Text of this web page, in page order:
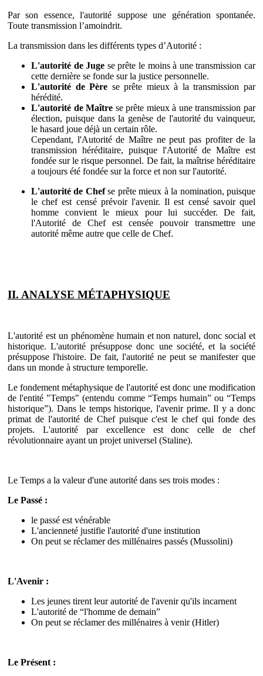
Par son essence, l'autorité suppose une génération spontanée.
Toute transmission l’amoindrit.
La transmission dans les différents types d’Autorité :
L'autorité de Juge se prête le moins à une transmission car
cette dernière se fonde sur la justice personnelle.
L'autorité de Père se prête mieux à la transmission par
hérédité.
L'autorité de Maître se prête mieux à une transmission par
élection, puisque dans la genèse de l'autorité du vainqueur,
le hasard joue déjà un certain rôle.
Cependant, l'Autorité de Maître ne peut pas profiter de la
transmission héréditaire, puisque l'Autorité de Maître est
fondée sur le risque personnel. De fait, la maîtrise héréditaire
a toujours été fondée sur la force et non sur l'autorité.
L'autorité de Chefse prête mieux à la nomination, puisque
le chef est censé prévoir l'avenir. Il est censé savoir quel
homme convient le mieux pour lui succéder. De fait,
l'Autorité de Chef est censée pouvoir transmettre une
autorité même autre que celle de Chef.
II. ANALYSE MÉTAPHYSIQUE
L'autorité est un phénomène humain et non naturel, donc social et
historique. L'autorité présuppose donc une société, et la société
présuppose l'histoire. De fait, l'autorité ne peut se manifester que
dans un monde à structure temporelle.
Le fondement métaphysique de l'autorité est donc une modification
de l'entité "Temps" (entendu comme “Temps humain” ou “Temps
historique”). Dans le temps historique, l'avenir prime. Il y a donc
primat de l'autorité de Chef puisque c'est le chef qui fonde des
projets. L'autorité par excellence est donc celle de chef
révolutionnaire ayant un projet universel (Staline).
Le Temps a la valeur d'une autorité dans ses trois modes :
Le Passé :
le passé est vénérable
L'ancienneté justifie l'autorité d'une institution
On peut se réclamer des millénaires passés (Mussolini)
L'Avenir :
Les jeunes tirent leur autorité de l'avenir qu'ils incarnent
L'autorité de “l'homme de demain”
On peut se réclamer des millénaires à venir (Hitler)
Le Présent :